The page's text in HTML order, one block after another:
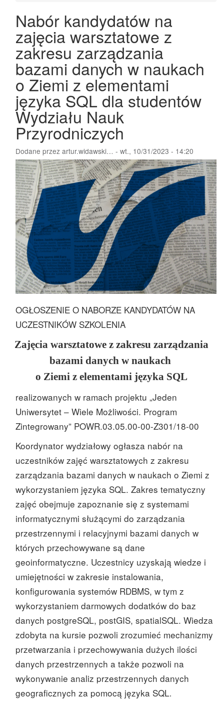
Nabór kandydatów na
zajęcia warsztatowe z
zakresu zarządzania
bazami danych w naukach
o Ziemi z elementami
języka SQL dla studentów
Wydziału Nauk
Przyrodniczych
Dodane przez artur.widawski… - wt., 10/31/2023 - 14:20
OGŁOSZENIE O NABORZE KANDYDATÓW NA
UCZESTNIKÓW SZKOLENIA
Zajęcia warsztatowe z zakresu zarządzania
bazami danych w naukach
o Ziemi z elementami języka SQL
realizowanych w ramach projektu „Jeden
Uniwersytet – Wiele Możliwości. Program
Zintegrowany” POWR.03.05.00-00-Z301/18-00
Koordynator wydziałowy ogłasza nabór na
uczestników zajęć warsztatowych z zakresu
zarządzania bazami danych w naukach o Ziemi z
wykorzystaniem języka SQL. Zakres tematyczny
zajęć obejmuje zapoznanie się z systemami
informatycznymi służącymi do zarządzania
przestrzennymi i relacyjnymi bazami danych w
których przechowywane są dane
geoinformatyczne. Uczestnicy uzyskają wiedze i
umiejętności w zakresie instalowania,
konfigurowania systemów RDBMS, w tym z
wykorzystaniem darmowych dodatków do baz
danych postgreSQL, postGIS, spatialSQL. Wiedza
zdobyta na kursie pozwoli zrozumieć mechanizmy
przetwarzania i przechowywania dużych ilości
danych przestrzennych a także pozwoli na
wykonywanie analiz przestrzennych danych
geograficznych za pomocą języka SQL.